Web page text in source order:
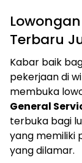
Terbaru
Kabar baik
pekerjaan di
membuka
General
terbuka bagi
yang memiliki
yang dilamar.